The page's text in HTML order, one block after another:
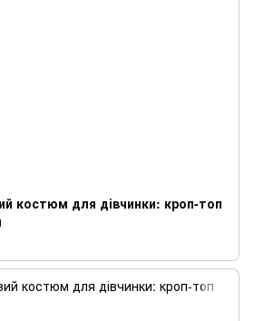
костюм для дівчинки: кроп-топ